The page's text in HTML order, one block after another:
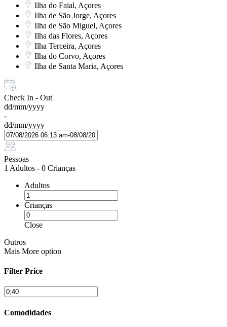
Ilha do Faial, Açores
Ilha de São Jorge, Açores
Ilha de São Miguel, Açores
Ilha das Flores, Açores
Ilha Terceira, Açores
Ilha do Corvo, Açores
Ilha de Santa Maria, Açores
Check In - Out
dd/mm/yyyy
-
dd/mm/yyyy
Pessoas
1 Adultos - 0 Crianças
Adultos
Crianças
Close
Outros
Mais More option
Filter Price
Comodidades